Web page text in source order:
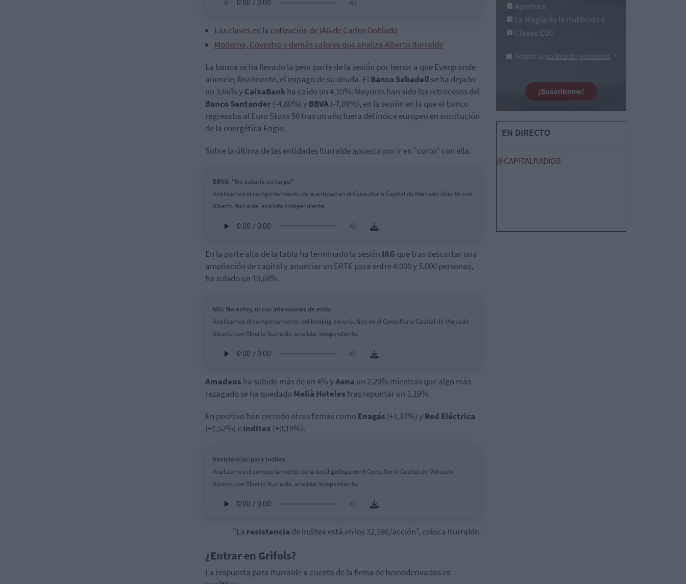
Las claves en la cotización de IAG de Carlos Doblado
Moderna, Covestro y demás valores que analiza Alberto Iturralde
La banca se ha llevado la peor parte de la sesión por temor a que Evergrande
anuncie, finalmente, el impago de su deuda. ElBanco Sabadellse ha dejado
un 3,66% yCaixaBankha caído un 4,10%. Mayores han sido los retrocesos del
Banco Santander(-4,80%) yBBVA(-7,09%), en la sesión en la que el banco
regresaba al Euro Stoxx 50 tras un año fuera del índice europeo en sustitución
de la energética Engie.
Sobre la última de las entidades Iturralde apuesta por ir en "corto" con ella.
BBVA: "No estaría en largo"
Analizamos el comportamiento de la entidad en el Consultorio Capital de Mercado Abierto con
Alberto Iturralde, analista independiente.
En la parte alta de la tabla ha terminado la sesión IAG que tras descartar una
ampliación de capital y anunciar un ERTE para entre 4.000 y 5.000 personas,
ha subido un 10,68%.
IAG: No estoy, ni con intenciones de estar
Analizamos el comportamiento del holding aeronáutico en el Consultorio Capital de Mercado
Abierto con Alberto Iturralde, analista independiente.
Amadeus ha subido más de un 4% yAena un 2,20% mientras que algo más
rezagado se ha quedado Melià Hotelestras repuntar un 1,19%.
En positivo han cerrado otras firmas como Enagás (+1,37%) yRed Eléctrica
(+1,52%) eInditex (+0,19%).
Resistencias para Inditex
Analizamos el comportamiento de la textil gallega en el Consultorio Capital de Mercado
Abierto con Alberto Iturralde, analista independiente.
"La resistencia de Inditex está en los 32,18€/acción", coloca Iturralde.
¿Entrar en Grifols?
La respuesta para Iturralde a cuenta de la firma de hemoderivados es
Apertura
La Magia de la Publicidad
Claves ESG
Acepto la política de privacidad. *
¡Suscribirme!
EN DIRECTO
@CAPITALRADIOB